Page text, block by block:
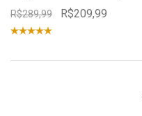
R$289,99 R$209,99